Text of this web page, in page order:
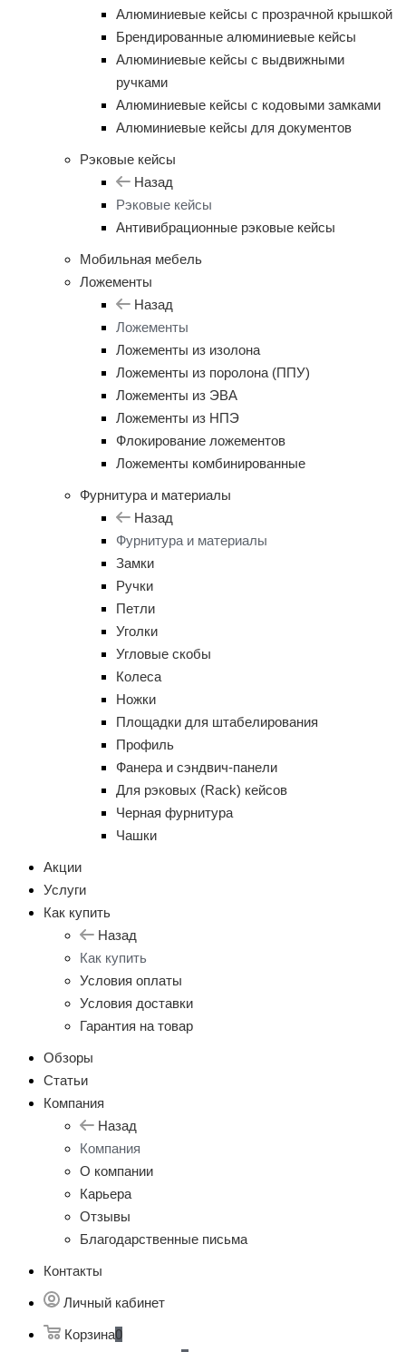
Алюминиевые кейсы с прозрачной крышкой
Брендированные алюминиевые кейсы
Алюминиевые кейсы с выдвижными
ручками
Алюминиевые кейсы с кодовыми замками
Алюминиевые кейсы для документов
Рэковые кейсы
Назад
Рэковые кейсы
Антивибрационные рэковые кейсы
Мобильная мебель
Ложементы
Назад
Ложементы
Ложементы из изолона
Ложементы из поролона (ППУ)
Ложементы из ЭВА
Ложементы из НПЭ
Флокирование ложементов
Ложементы комбинированные
Фурнитура и материалы
Назад
Фурнитура и материалы
Замки
Ручки
Петли
Уголки
Угловые скобы
Колеса
Ножки
Площадки для штабелирования
Профиль
Фанера и сэндвич-панели
Для рэковых (Rack) кейсов
Черная фурнитура
Чашки
Акции
Услуги
Как купить
Назад
Как купить
Условия оплаты
Условия доставки
Гарантия на товар
Обзоры
Статьи
Компания
Назад
Компания
О компании
Карьера
Отзывы
Благодарственные письма
Контакты
Личный кабинет
Корзина0